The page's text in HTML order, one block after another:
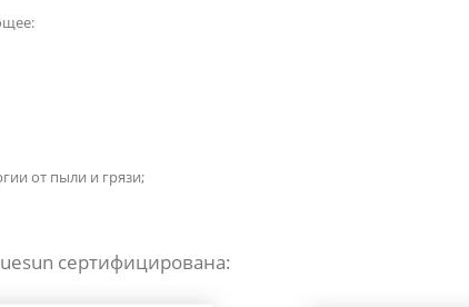
от пыли и грязи;
сертифицирована: